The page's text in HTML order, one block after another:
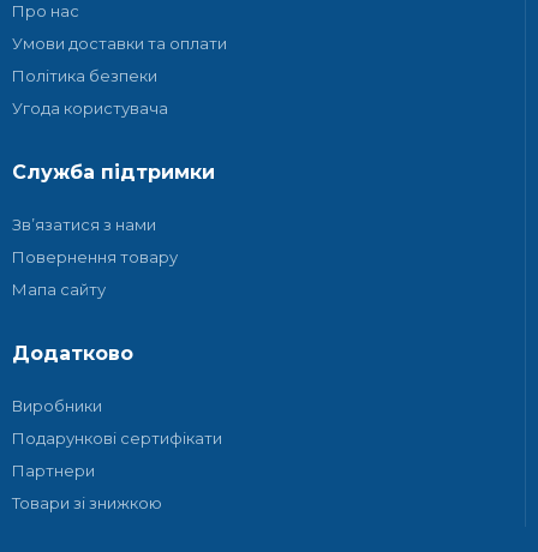
Про нас
Умови доставки та оплати
Політика безпеки
Угода користувача
Служба підтримки
Зв’язатися з нами
Повернення товару
Мапа сайту
Додатково
Виробники
Подарункові сертифікати
Партнери
Товари зі знижкою